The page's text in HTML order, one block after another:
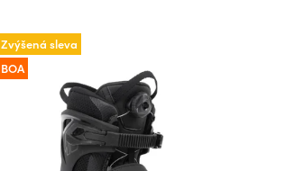
Zvýšená sleva
BOA